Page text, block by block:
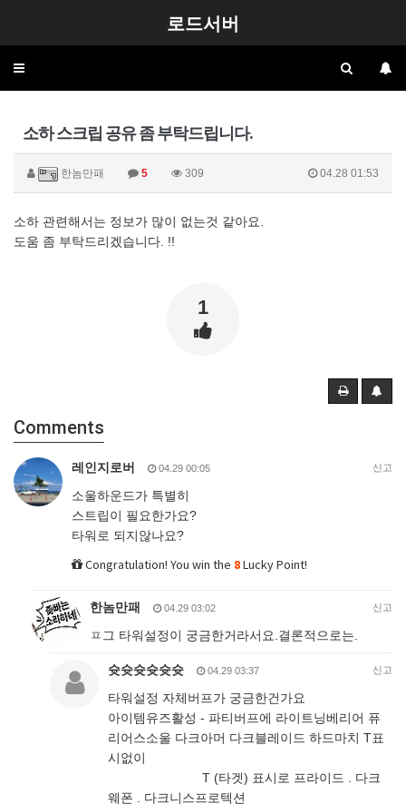
로드서버
Toggle
소하 스크립 공유 좀 부탁드립니다.
한놈만패 5 309 04.28 01:53
소하 관련해서는 정보가 많이 없는것 같아요.
도움 좀 부탁드리겠습니다. !!
1
Comments
레인지로버 04.29 00:05 신고
소울하운드가 특별히
스트립이 필요한가요?
타워로 되지않나요?
Congratulation! You win the 8Lucky Point!
한놈만패 04.29 03:02 신고
ㅍ그 타워설정이 궁금한거라서요.결론적으로는.
슛슛슛슛슛슛 04.29 03:37 신고
타워설정 자체버프가 궁금한건가요
아이템유즈활성 - 파티버프에 라이트닝베리어 퓨
리어스소울 다크아머 다크블레이드 하드마치 T표
시없이
T (타겟) 표시로 프라이드 . 다크
웨폰 . 다크니스프로텍션